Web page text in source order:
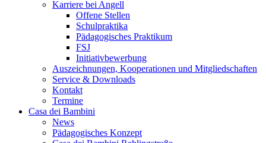
Karriere bei Angell
Offene Stellen
Schulpraktika
Pädagogisches Praktikum
FSJ
Initiativbewerbung
Auszeichnungen, Kooperationen und Mitgliedschaften
Service & Downloads
Kontakt
Termine
Casa dei Bambini
News
Pädagogisches Konzept